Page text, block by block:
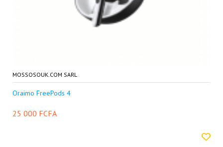
MOSSOSOUK.COM SARL
Oraimo FreePods 4
25 000 FCFA